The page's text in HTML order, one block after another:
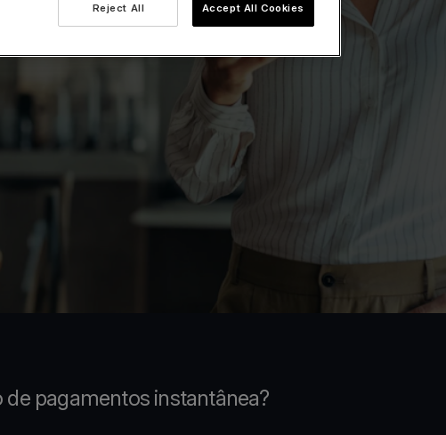
fins-
de pagamentos instantânea?
Reject All Accept All Cookies